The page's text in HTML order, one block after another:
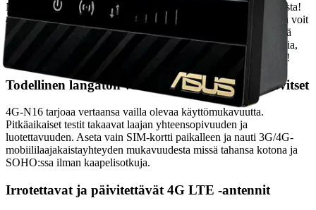
Nauti 4G LTE -mobiililaajakaistan kaapelittomasta mukavuudesta!
4G-N16:ssa on sisäänrakennettu SIM-korttipaikka, jonka avulla voit
jakaa mobiililaajakaistayhteyden 300 Mbps Wi-Fi:n kautta missä
tahansa kotona tai toimistossa. Surffaa verkossa, lataa sovelluksia,
suoratoistaa mediaa ja paljon muuta - ilman sotkuisia kaapeleita!
Todellinen langaton verkko siellä, missä sitä tarvitset
4G-N16 tarjoaa vertaansa vailla olevaa käyttömukavuutta.
Pitkäaikaiset testit takaavat laajan yhteensopivuuden ja
luotettavuuden. Aseta vain SIM-kortti paikalleen ja nauti 3G/4G-
mobiililaajakaistayhteyden mukavuudesta missä tahansa kotona ja
SOHO:ssa ilman kaapelisotkuja.
Irrotettavat ja päivitettävät 4G LTE -antennit